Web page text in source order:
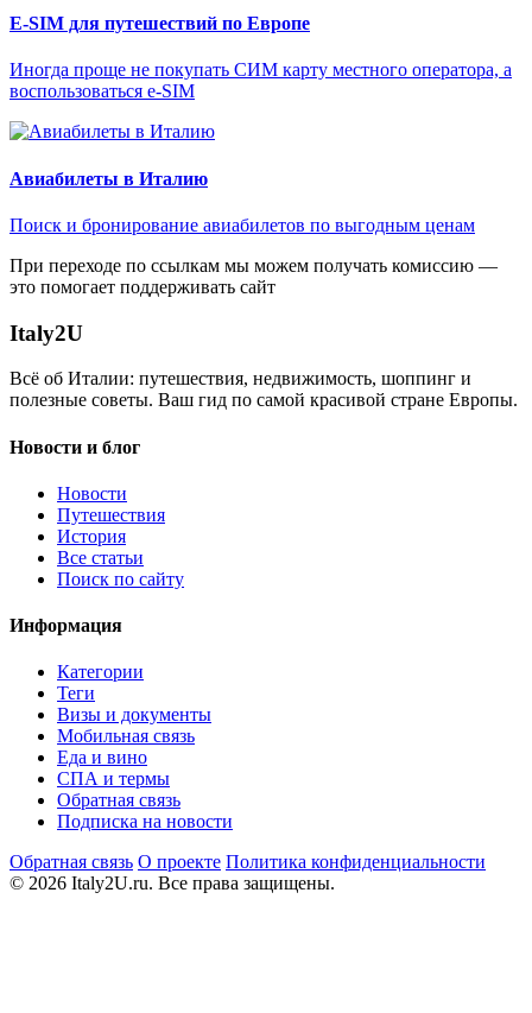
E-SIM для путешествий по Европе
Иногда проще не покупать СИМ карту местного оператора, а
воспользоваться e-SIM
Авиабилеты в Италию
Поиск и бронирование авиабилетов по выгодным ценам
При переходе по ссылкам мы можем получать комиссию —
это помогает поддерживать сайт
Italy2U
Всё об Италии: путешествия, недвижимость, шоппинг и
полезные советы. Ваш гид по самой красивой стране Европы.
Новости и блог
Новости
Путешествия
История
Все статьи
Поиск по сайту
Информация
Категории
Теги
Визы и документы
Мобильная связь
Еда и вино
СПА и термы
Обратная связь
Подписка на новости
Обратная связь О проекте Политика конфиденциальности
© 2026 Italy2U.ru. Все права защищены.